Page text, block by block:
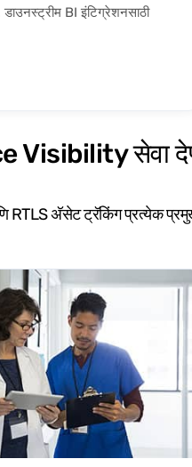
BI इंटिग्रेशनसाठी
सेवा
अ‍ॅसेट ट्रॅकिंग प्रत्येक प्रमुख